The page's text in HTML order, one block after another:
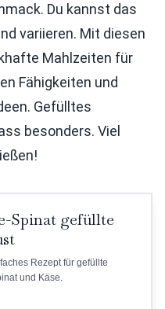
Du kannst das
variieren. Mit diesen
Mahlzeiten für
Fähigkeiten und
Gefülltes
besonders. Viel
Spinat gefüllte
Rezept für gefüllte
und Käse.